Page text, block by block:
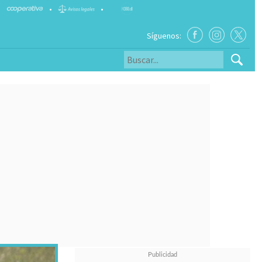
• •
Síguenos: